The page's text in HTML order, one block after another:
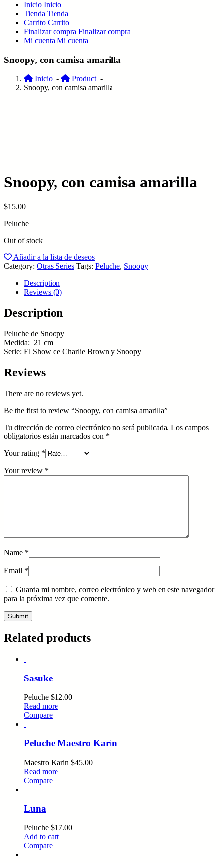
Inicio Inicio
Tienda Tienda
Carrito Carrito
Finalizar compra Finalizar compra
Mi cuenta Mi cuenta
Snoopy, con camisa amarilla
Inicio - Product-
Snoopy, con camisa amarilla
Snoopy, con camisa amarilla
$15.00
Peluche
Out of stock
Añadir a la lista de deseos
Category: Otras Series Tags: Peluche, Snoopy
Description
Reviews (0)
Description
Peluche de Snoopy
Medida: 21 cm
Serie: El Show de Charlie Brown y Snoopy
Reviews
There are no reviews yet.
Be the first to review “Snoopy, con camisa amarilla”
Tu dirección de correo electrónico no será publicada. Los campos
obligatorios están marcados con *
Your rating *
Your review *
Name *
Email *
Guarda mi nombre, correo electrónico y web en este navegador
para la próxima vez que comente.
Related products
Sasuke
Peluche $12.00
Read more
Compare
Peluche Maestro Karin
Maestro Karin $45.00
Read more
Compare
Luna
Peluche $17.00
Add to cart
Compare